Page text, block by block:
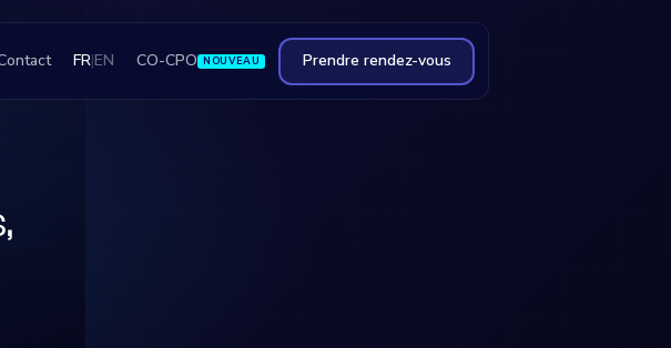
FR|EN CO-CPO NOUVEAU Prendre rendez-vous